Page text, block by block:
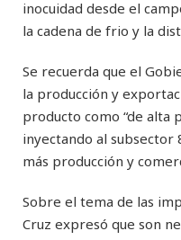
inocuidad desde el
la cadena de frio y la
Se recuerda que el
la producción y
producto como “de alta
inyectando al subsector
más producción y
Sobre el tema de las
Cruz expresó que son